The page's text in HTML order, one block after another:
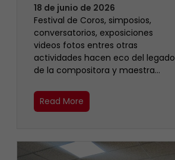
18 de junio de 2026
Festival de Coros, simposios,
conversatorios, exposiciones
videos fotos entres otras
actividades hacen eco del legado
de la compositora y maestra…
Read More